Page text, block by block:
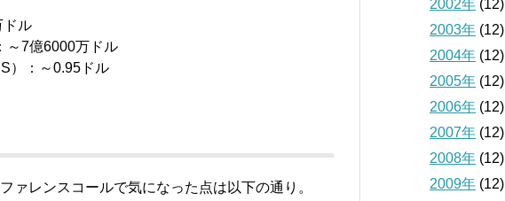
ドル
～7億6000万ドル
）：～0.95ドル
ァレンスコールで気になった点は以下の通り。
2002年 (12)
2003年 (12)
2004年 (12)
2005年 (12)
2006年 (12)
2007年 (12)
2008年 (12)
2009年 (12)